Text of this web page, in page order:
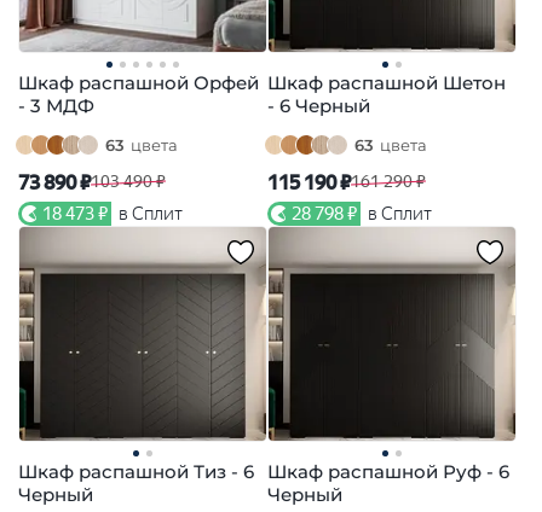
Шкаф распашной Орфей
- 3 МДФ
63 цвета
73 890 ₽103 490 ₽
18 473 ₽ в Сплит
Шкаф распашной Шетон
- 6 Черный
63 цвета
115 190 ₽161 290 ₽
28 798 ₽ в Сплит
Шкаф распашной Тиз - 6
Черный
Шкаф распашной Руф - 6
Черный